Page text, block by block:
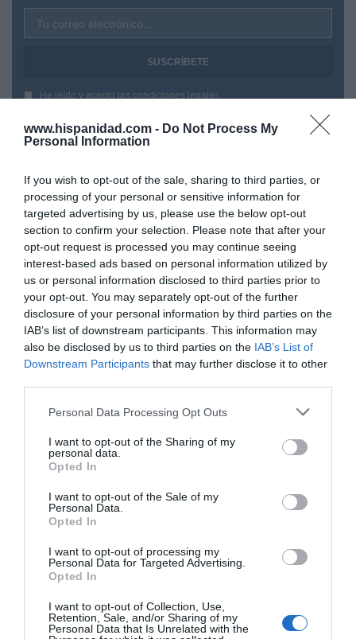
www.hispanidad.com - Do Not Process My
Personal Information
If you wish to opt-out of the sale, sharing to third parties, or
processing of your personal or sensitive information for
targeted advertising by us, please use the below opt-out
section to confirm your selection. Please note that after your
opt-out request is processed you may continue seeing
interest-based ads based on personal information utilized by
us or personal information disclosed to third parties prior to
your opt-out. You may separately opt-out of the further
disclosure of your personal information by third parties on the
IAB’s list of downstream participants. This information may
also be disclosed by us to third parties on the IAB’s List of
Downstream Participants that may further disclose it to other
Personal Data Processing Opt Outs
I want to opt-out of the Sharing of my
personal data.
Opted In
I want to opt-out of the Sale of my
Personal Data.
Opted In
I want to opt-out of processing my
Personal Data for Targeted Advertising.
Opted In
I want to opt-out of Collection, Use,
Retention, Sale, and/or Sharing of my
Personal Data that Is Unrelated with the
Tu correo electrónico...
He leído y acepto las condiciones legales
Hoy destacamos
Cuando los masones intentaron extorsionar
Javier Paredes
SOCIEDAD
Somalia. Se intensifica la persecución a los
cristianos: “Es casi imposible que se reúnan
en un mismo lugar”
José Ángel Gutiérrez 09/08/26 06:00
Memes. Gandalf y el mediano
Redacción 09/08/26 06:00